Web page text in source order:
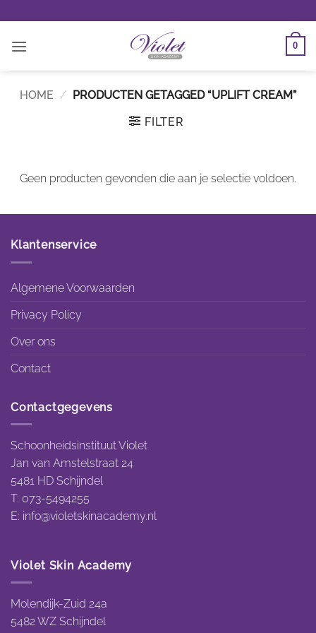
naar
inhoud
0
HOME / PRODUCTEN GETAGGED “UPLIFT CREAM”
FILTER
Geen producten gevonden die aan je selectie voldoen.
Klantenservice
Algemene Voorwaarden
Privacy Policy
Over ons
Contact
Contactgegevens
Schoonheidsinstituut Violet
Jan van Amstelstraat 24
5481 HD Schijndel
T: 073-5494255
E: info@violetskinacademy.nl
Violet Skin Academy
Molendijk-Zuid 24a
5482 WZ Schijndel